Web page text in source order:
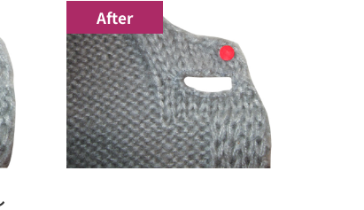
After